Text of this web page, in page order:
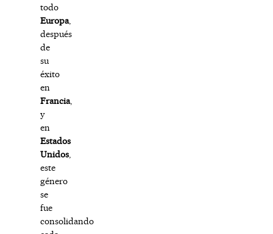
todo
Europa,
después
de
su
éxito
en
Francia,
y
en
Estados
Unidos,
este
género
se
fue
consolidando